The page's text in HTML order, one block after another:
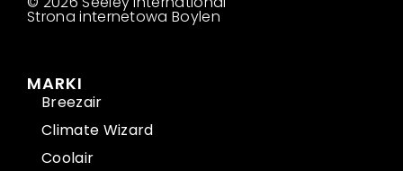
Strona internetowa Boylen
MARKI
Breezair
Climate Wizard
Coolair